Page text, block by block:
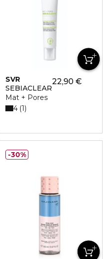
SVR
SEBIACLEAR
Mat + Pores
22,90 €
4 1
30%